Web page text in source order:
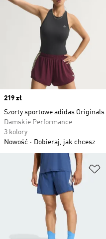
Price
219 zł
Szorty sportowe adidas Originals
Damskie Performance
3 kolory
Nowość
Dobieraj, jak chcesz